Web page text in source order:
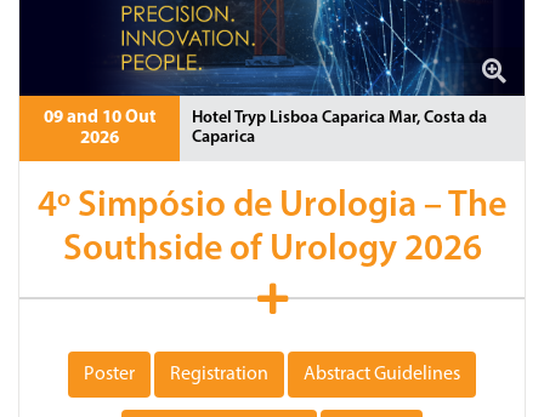
09 and 10 Out
2026
Hotel Tryp Lisboa Caparica Mar, Costa da
Caparica
4º Simpósio de Urologia – The
Southside of Urology 2026
Poster Registration Abstract Guidelines